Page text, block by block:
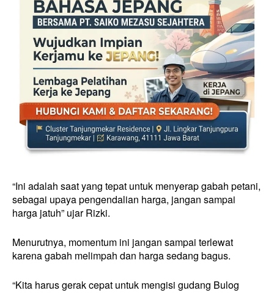
“Ini adalah saat yang tepat untuk menyerap gabah petani,
sebagai upaya pengendalian harga, jangan sampai
harga jatuh” ujar Rizki.
Menurutnya, momentum ini jangan sampai terlewat
karena gabah melimpah dan harga sedang bagus.
“Kita harus gerak cepat untuk mengisi gudang Bulog